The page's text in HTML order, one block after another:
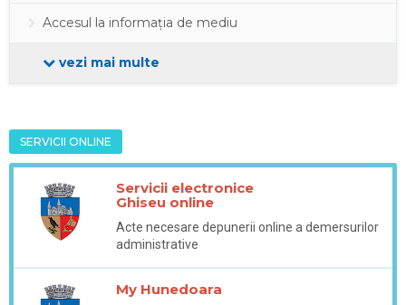
Accesul la informația de mediu
vezi mai multe
SERVICII ONLINE
Servicii electronice
Ghiseu online
Acte necesare depunerii online a demersurilor
administrative
My Hunedoara